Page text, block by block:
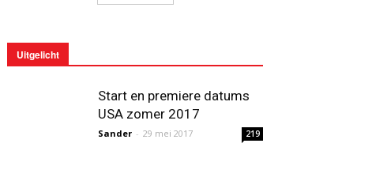
Uitgelicht
Start en premiere datums
USA zomer 2017
Sander - 29 mei 2017 219